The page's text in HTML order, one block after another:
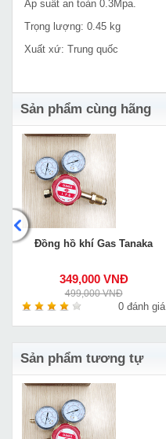
Áp suất an toàn 0.3Mpa.
Trọng lượng: 0.45 kg
Xuất xứ: Trung quốc
Sản phẩm cùng hãng
Đồng hồ khí Gas Tanaka
349,000 VNĐ
499,000 VNĐ
0 đánh giá
Sản phẩm tương tự